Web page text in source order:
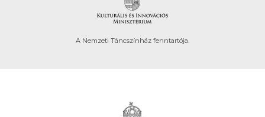
A Nemzeti Táncszínház fenntartója.